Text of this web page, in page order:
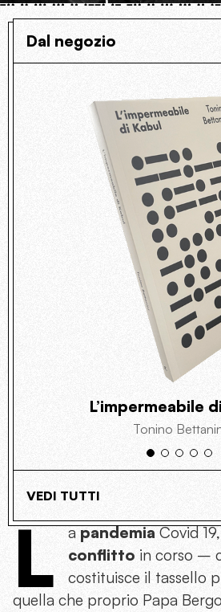
Dal negozio
L’impermeabile
Tonino
VEDI TUTTI
L apandemiaCovid
conflitto in corso –
costituisce il tassello
quella che proprio Papa